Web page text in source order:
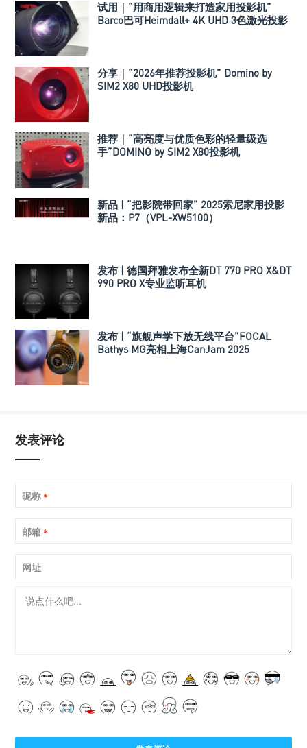
试用｜“用商用逻辑来打造家用投影机”
Barco巴可Heimdall+ 4K UHD 3色激光投影
分享｜“2026年推荐投影机” Domino by
SIM2 X80 UHD投影机
推荐｜“高亮度与优质色彩的轻量级选
手”DOMINO by SIM2 X80投影机
新品 | “把影院带回家” 2025索尼家用投影
新品：P7（VPL-XW5100）
发布 | 德国拜雅发布全新DT 770 PRO X&DT
990 PRO X专业监听耳机
发布 | “旗舰声学下放无线平台”FOCAL
Bathys MG亮相上海CanJam 2025
发表评论
昵称 *
邮箱 *
网址